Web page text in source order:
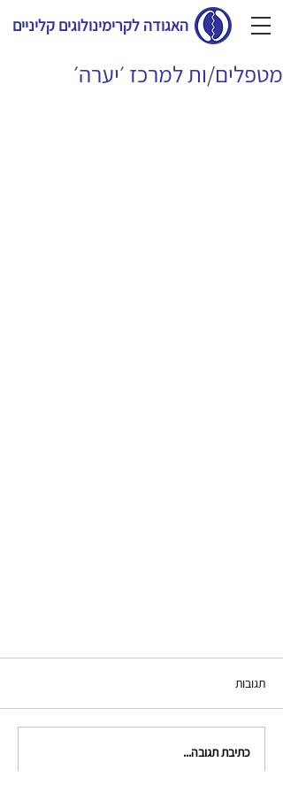
האגודה לקרימינולוגים קליניים
מטפלים/ות למרכז ׳יערה׳
תגובות
כתיבת תגובה...